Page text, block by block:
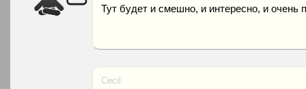
Тут будет и смешно, и интересно, и очень
Cecil